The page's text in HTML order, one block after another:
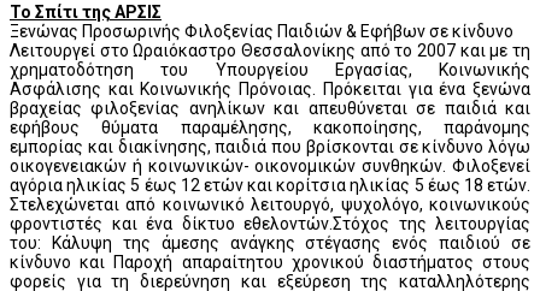
Το Σπίτι της ΑΡΣΙΣ
Ξενώνας Προσωρινής Φιλοξενίας Παιδιών & Εφήβων σε κίνδυνο
Λειτουργεί στο Ωραιόκαστρο Θεσσαλονίκης από το 2007 και με τη
χρηματοδότηση του Υπουργείου Εργασίας, Κοινωνικής
Ασφάλισης και Κοινωνικής Πρόνοιας. Πρόκειται για ένα ξενώνα
βραχείας φιλοξενίας ανηλίκων και απευθύνεται σε παιδιά και
εφήβους θύματα παραμέλησης, κακοποίησης, παράνομης
εμπορίας και διακίνησης, παιδιά που βρίσκονται σε κίνδυνο λόγω
οικογενειακών ή κοινωνικών- οικονομικών συνθηκών. Φιλοξενεί
αγόρια ηλικίας 5 έως 12 ετών και κορίτσια ηλικίας 5 έως 18 ετών.
Στελεχώνεται από κοινωνικό λειτουργό, ψυχολόγο, κοινωνικούς
φροντιστές και ένα δίκτυο εθελοντών.Στόχος της λειτουργίας
του: Κάλυψη της άμεσης ανάγκης στέγασης ενός παιδιού σε
κίνδυνο και Παροχή απαραίτητου χρονικού διαστήματος στους
φορείς για τη διερεύνηση και εξεύρεση της καταλληλότερης